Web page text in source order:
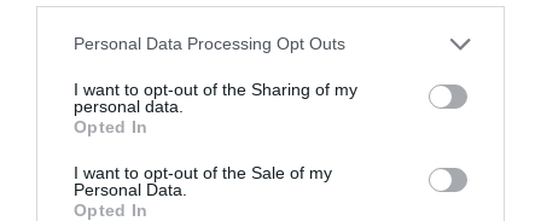
Please note that this website/app uses one or more Google
not limited to your visit or usage behaviour. You may click to
grant or deny consent to Google and its third-party tags to
use your data for below specified purposes in below Google
consent section.
Personal Data Processing Opt Outs
I want to opt-out of the Sharing of my
personal data.
Opted In
I want to opt-out of the Sale of my
Personal Data.
Opted In
Ακολουθήστε το Lykavitos.gr
στο Google News
και μάθετε πρώτοι όλες τις
ειδήσεις